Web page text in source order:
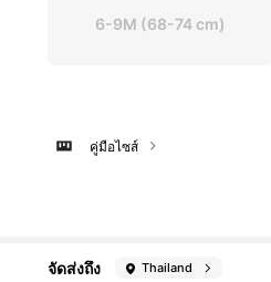
6-9M (68-74 cm)
คู่มือไซส์
จัดส่งถึง Thailand